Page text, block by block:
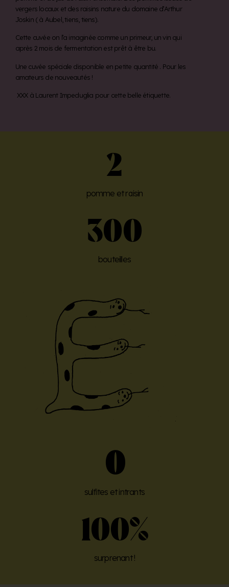
vergers locaux et des raisins nature du domaine d’Arthur
Joskin ( à Aubel, tiens, tiens).
Cette cuvée on l’a imaginée comme un primeur, un vin qui
après 2 mois de fermentation est prêt à être bu.
Une cuvée spéciale disponible en petite quantité . Pour les
amateurs de nouveautés !
XXX à Laurent Impeduglia pour cette belle étiquette.
pomme et raisin
2
bouteilles
300
sulfites et intrants
0
surprenant !
100%